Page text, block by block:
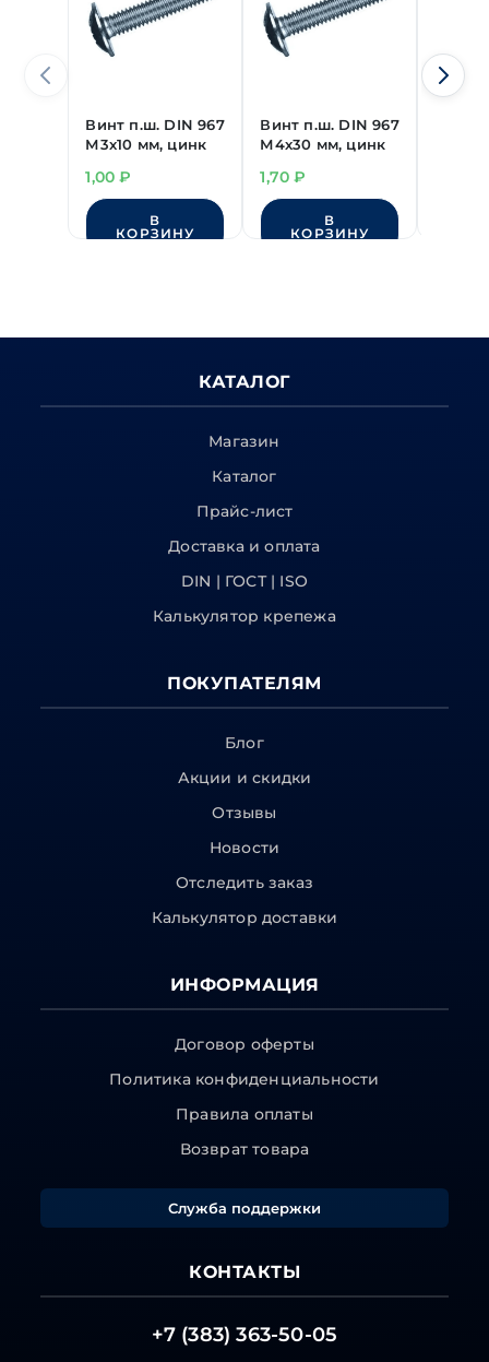
Винт п.ш. DIN 967
М3х10 мм, цинк
1,00₽
В
КОРЗИНУ
Винт п.ш. DIN 967
М4х30 мм, цинк
1,70₽
В
КОРЗИНУ
КАТАЛОГ
Магазин
Каталог
Прайс-лист
Доставка и оплата
DIN | ГОСТ | ISO
Калькулятор крепежа
ПОКУПАТЕЛЯМ
Блог
Акции и скидки
Отзывы
Новости
Отследить заказ
Калькулятор доставки
ИНФОРМАЦИЯ
Договор оферты
Политика конфиденциальности
Правила оплаты
Возврат товара
Служба поддержки
КОНТАКТЫ
+7 (383) 363-50-05